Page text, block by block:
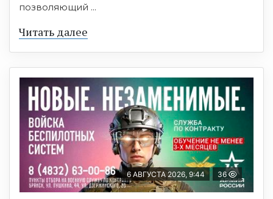
позволяющий ...
Читать далее
6 АВГУСТА 2026, 9:44 36